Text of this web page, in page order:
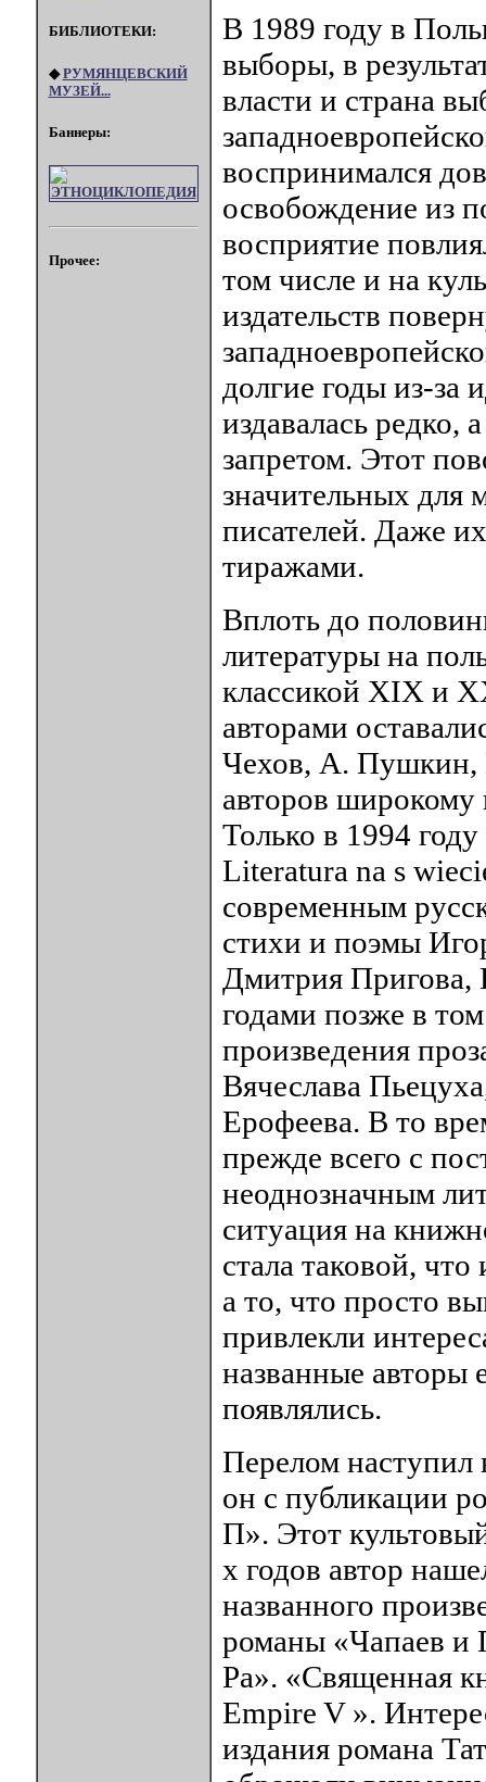
БИБЛИОТЕКИ:
◆РУМЯНЦЕВСКИЙ
МУЗЕЙ...
Баннеры:
Прочее:
В 1989 году в
выборы, в
власти и страна
воспринимался
освобождение из
восприятие
том числе и на
издательств
долгие годы из-за
издавалась редко,
запретом. Этот
значительных для
писателей. Даже
тиражами.
Вплоть до
литературы на
классикой XIX и
авторами
Чехов, А. Пушкин,
авторов широкому
Только в 1994
Literatura na s
современным
стихи и поэмы
Дмитрия Пригова,
годами позже в
произведения
Вячеслава
Ерофеева. В то
прежде всего с
неоднозначным
ситуация на
стала таковой, что
а то, что просто
привлекли
названные авторы
появлялись.
Перелом наступил
он с публикации
П». Этот
х годов автор
названного
романы «Чапаев и
Ра». «Священная
Empire V ».
издания романа